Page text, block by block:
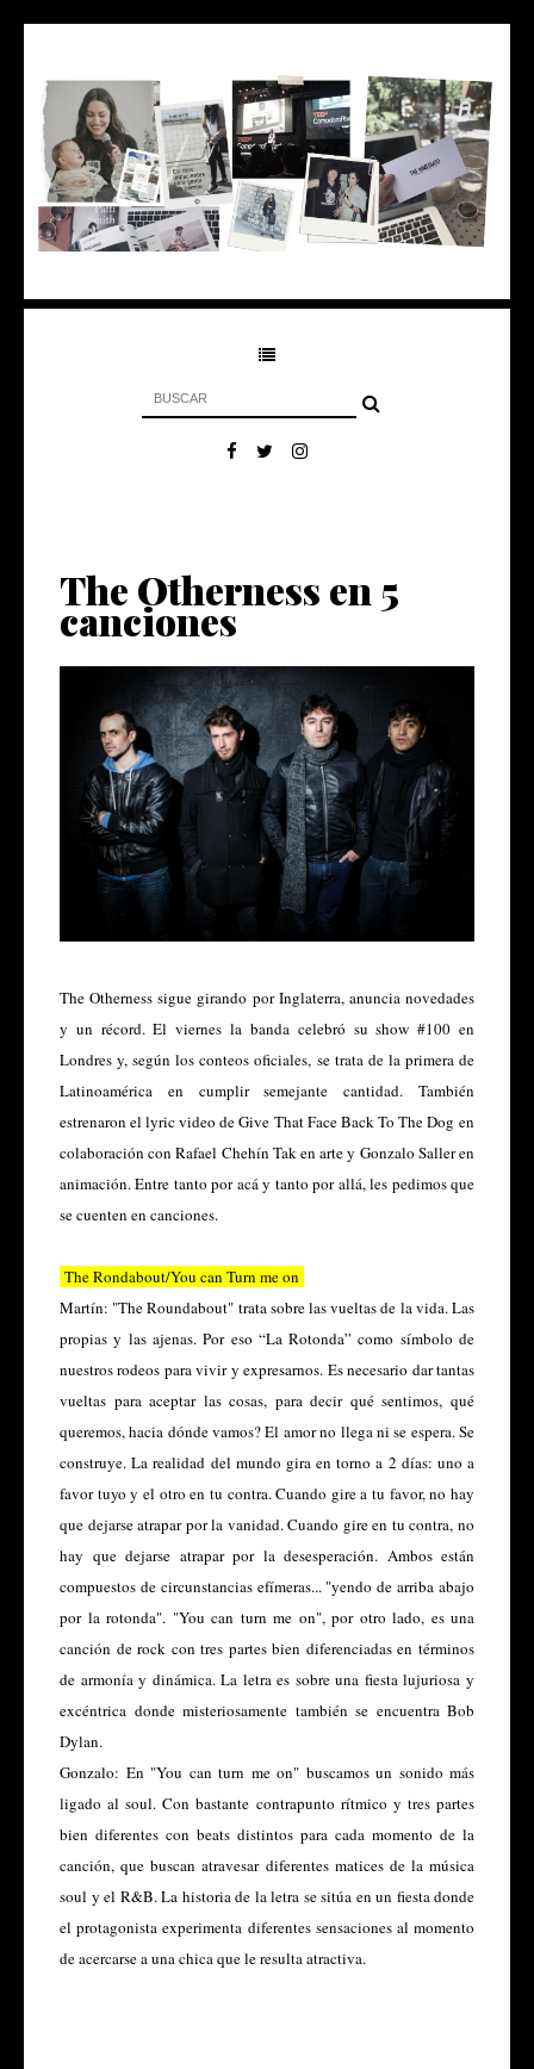
The Otherness en 5
canciones
The Otherness sigue girando por Inglaterra, anuncia novedades
y un récord. El viernes la banda celebró su show #100 en
Londres y, según los conteos oficiales, se trata de la primera de
Latinoamérica en cumplir semejante cantidad. También
estrenaron el lyric video deGive That Face Back To The Dog en
colaboración con Rafael Chehín Tak en arte y Gonzalo Saller en
animación. Entre tanto por acá y tanto por allá, les pedimos que
se cuenten en canciones.
The Rondabout/You can Turn me on
Martín: "The Roundabout" trata sobre las vueltas de la vida. Las
propias y las ajenas. Por eso “La Rotonda” como símbolo de
nuestros rodeos para vivir y expresarnos. Es necesario dar tantas
vueltas para aceptar las cosas, para decir qué sentimos, qué
queremos, hacia dónde vamos? El amor no llega ni se espera. Se
construye. La realidad del mundo gira en torno a 2 días: uno a
favor tuyo y el otro en tu contra. Cuando gire a tu favor, no hay
que dejarse atrapar por la vanidad. Cuando gire en tu contra, no
hay que dejarse atrapar por la desesperación. Ambos están
compuestos de circunstancias efímeras... "yendo de arriba abajo
por la rotonda". "You can turn me on", por otro lado, es una
canción de rock con tres partes bien diferenciadas en términos
de armonía y dinámica. La letra es sobre una fiesta lujuriosa y
excéntrica donde misteriosamente también se encuentra Bob
Dylan.
Gonzalo: En "You can turn me on" buscamos un sonido más
ligado al soul. Con bastante contrapunto rítmico y tres partes
bien diferentes con beats distintos para cada momento de la
canción, que buscan atravesar diferentes matices de la música
soul y el R&B. La historia de la letra se sitúa en un fiesta donde
el protagonista experimenta diferentes sensaciones al momento
de acercarse a una chica que le resulta atractiva.